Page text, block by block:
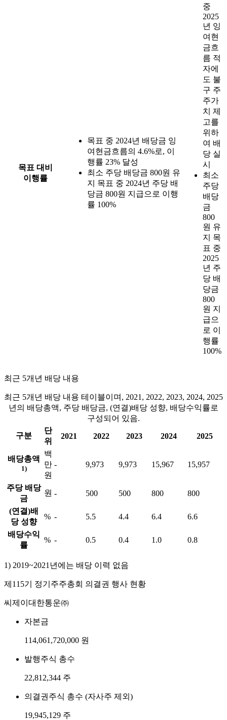
목표 대비
이행률
목표 중 2024년 배당금 잉
여현금흐름의 4.6%로, 이
행률 23% 달성
최소 주당 배당금 800원 유
지 목표 중 2024년 주당 배
당금 800원 지급으로 이행
률 100%
중
2025
년 잉
여현
금흐
름 적
자에
도 불
구 주
주가
치 제
고를
위하
여 배
당 실
시
최소
주당
배당
금
800
원 유
지 목
표 중
2025
년 주
당 배
당금
800
원 지
급으
로 이
행률
100%
최근 5개년 배당 내용
최근 5개년 배당 내용 테이블이며, 2021, 2022, 2023, 2024, 2025
년의 배당총액, 주당 배당금, (연결)배당 성향, 배당수익률로
구성되어 있음.
구분
단
위
2021 2022 2023 2024 2025
배당총액
1)
백
만
원
- 9,973 9,973 15,967 15,957
주당 배당
금
원 - 500 500 800 800
(연결)배
당 성향
% - 5.5 4.4 6.4 6.6
배당수익
률
% - 0.5 0.4 1.0 0.8
1) 2019~2021년에는 배당 이력 없음
제115기 정기주주총회 의결권 행사 현황
씨제이대한통운㈜
자본금
114,061,720,000 원
발행주식 총수
22,812,344 주
의결권주식 총수 (자사주 제외)
19,945,129 주